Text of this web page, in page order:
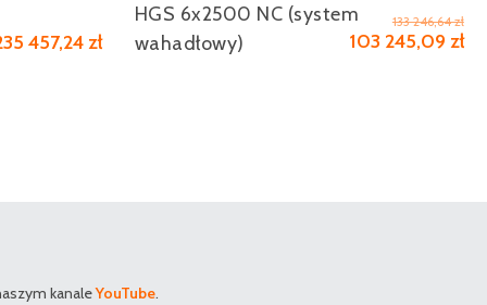
457,24 zł
HGS 6x2500 NC (system
wahadłowy)
133 246,64 zł
103 245,09 zł
kanaleYouTube.